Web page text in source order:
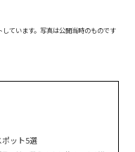
ています。写真は公開当時のものです
ポット5選